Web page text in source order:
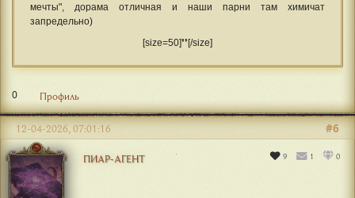
мечты", дорама отличная и наши парни там химичат
запредельно)
[size=50]❜❜[/size]
0 Профиль
ПИАР-АГЕНТ 9 1 0
#6
12-04-2026, 07:01:16